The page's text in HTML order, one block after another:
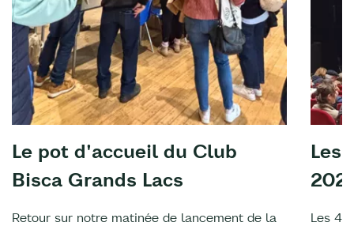
Le pot d'accueil du Club
Bisca Grands Lacs
Retour sur notre matinée de lancement de la
Les
Les